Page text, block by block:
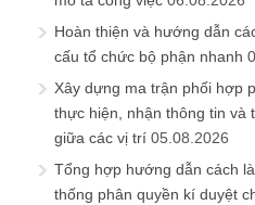
Hoàn thiện và hướng dẫn
cấu tổ chức bộ phận nhanh
Xây dựng ma trận phối hợp
thực hiện, nhận thông tin và
giữa các vị trí 05.08.2026
Tổng hợp hướng dẫn cách
thống phân quyền kí duyệt